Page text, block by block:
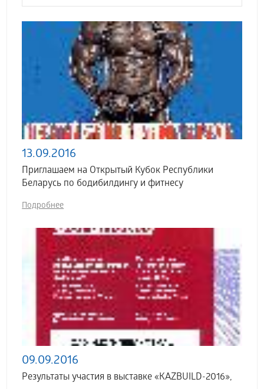
13.09.2016
Приглашаем на Открытый Кубок Республики
Беларусь по бодибилдингу и фитнесу
Подробнее
09.09.2016
Результаты участия в выставке «KAZBUILD-2016»,